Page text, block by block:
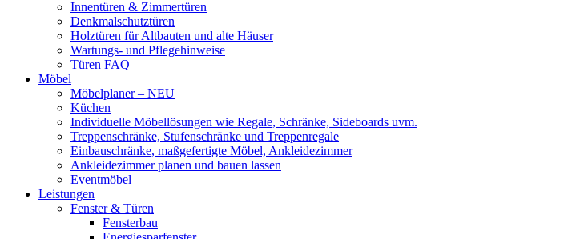
Innentüren & Zimmertüren
Denkmalschutztüren
Holztüren für Altbauten und alte Häuser
Wartungs- und Pflegehinweise
Türen FAQ
Möbel
Möbelplaner – NEU
Küchen
Individuelle Möbellösungen wie Regale, Schränke, Sideboards uvm.
Treppenschränke, Stufenschränke und Treppenregale
Einbauschränke, maßgefertigte Möbel, Ankleidezimmer
Ankleidezimmer planen und bauen lassen
Eventmöbel
Leistungen
Fenster & Türen
Fensterbau